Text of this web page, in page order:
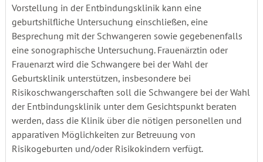
Vorstellung in der Entbindungsklinik kann eine
geburtshilfliche Untersuchung einschließen, eine
Besprechung mit der Schwangeren sowie gegebenenfalls
eine sonographische Untersuchung. Frauenärztin oder
Frauenarzt wird die Schwangere bei der Wahl der
Geburtsklinik unterstützen, insbesondere bei
Risikoschwangerschaften soll die Schwangere bei der Wahl
der Entbindungsklinik unter dem Gesichtspunkt beraten
werden, dass die Klinik über die nötigen personellen und
apparativen Möglichkeiten zur Betreuung von
Risikogeburten und/oder Risikokindern verfügt.